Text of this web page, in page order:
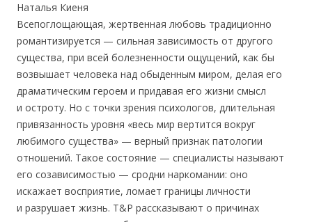
Наталья Киеня
Всепоглощающая, жертвенная любовь традиционно
романтизируется — сильная зависимость от другого
существа, при всей болезненности ощущений, как бы
возвышает человека над обыденным миром, делая его
драматическим героем и придавая его жизни смысл
и остроту. Но с точки зрения психологов, длительная
привязанность уровня «весь мир вертится вокруг
любимого существа» — верный признак патологии
отношений. Такое состояние — специалисты называют
его созависимостью — сродни наркомании: оно
искажает восприятие, ломает границы личности
и разрушает жизнь. Т&P рассказывают о причинах